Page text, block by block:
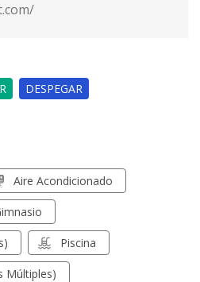
DESPEGAR
Aire Acondicionado
Piscina
Múltiples)